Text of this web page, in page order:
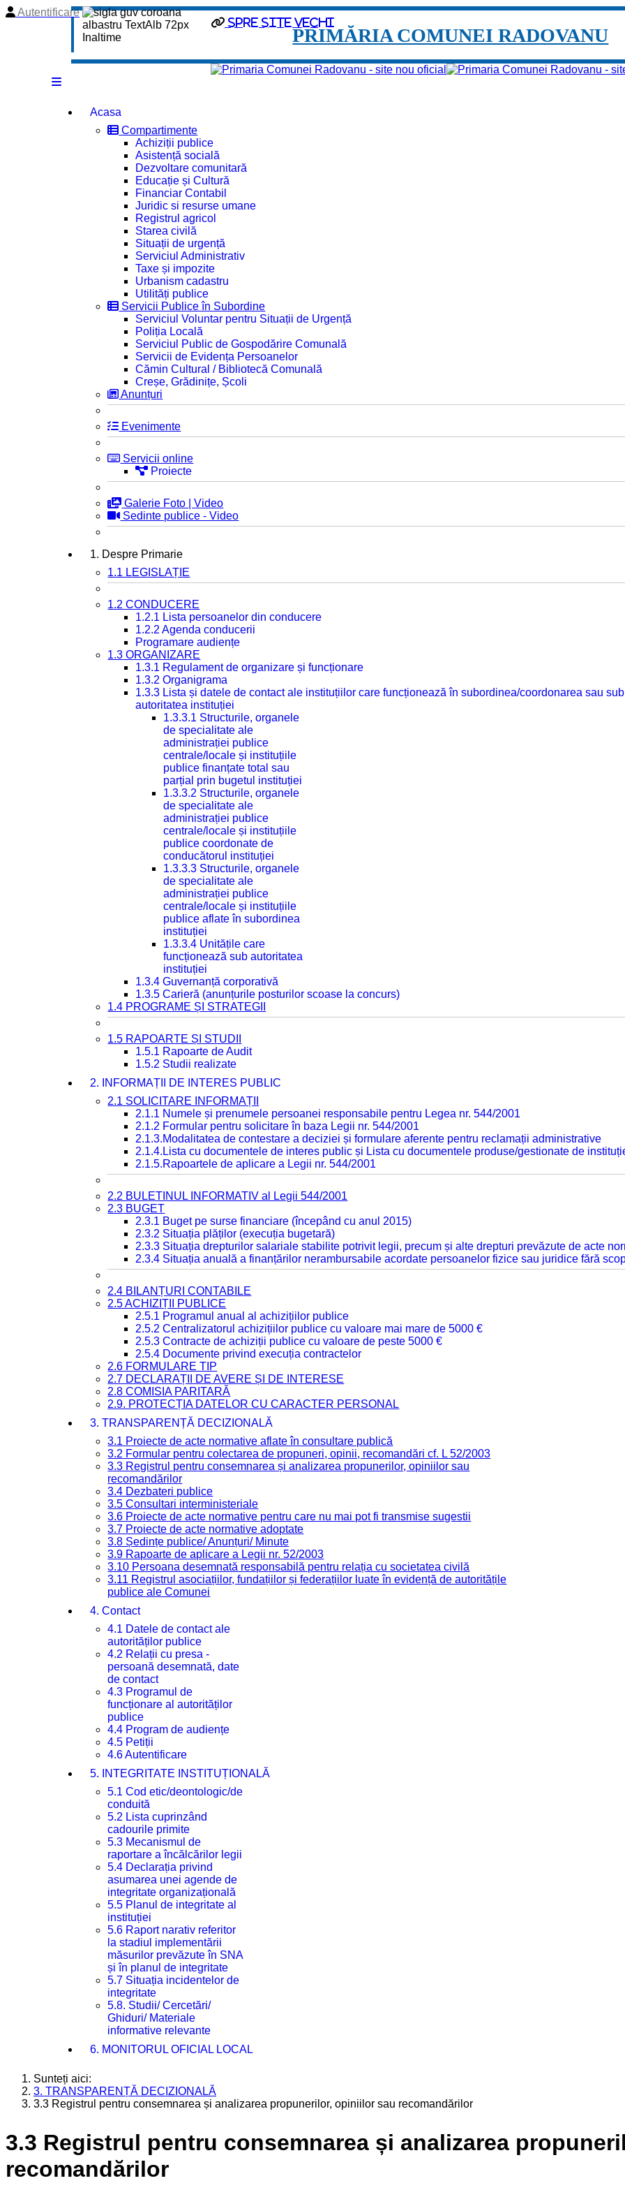
Spre site vechi
Autentificare
PRIMĂRIA COMUNEI RADOVANU
Acasa
Compartimente
Achiziții publice
Asistență socială
Dezvoltare comunitară
Educație și Cultură
Financiar Contabil
Juridic si resurse umane
Registrul agricol
Starea civilă
Situații de urgență
Serviciul Administrativ
Taxe și impozite
Urbanism cadastru
Utilități publice
Servicii Publice în Subordine
Serviciul Voluntar pentru Situații de Urgență
Poliția Locală
Serviciul Public de Gospodărire Comunală
Servicii de Evidența Persoanelor
Cămin Cultural / Bibliotecă Comunală
Creșe, Grădinițe, Școli
Anunțuri
Evenimente
Servicii online
Proiecte
Galerie Foto | Video
Sedinte publice - Video
1. Despre Primarie
1.1 LEGISLAȚIE
1.2 CONDUCERE
1.2.1 Lista persoanelor din conducere
1.2.2 Agenda conducerii
Programare audiențe
1.3 ORGANIZARE
1.3.1 Regulament de organizare și funcționare
1.3.2 Organigrama
1.3.3 Lista și datele de contact ale instituțiilor care funcționează în subordinea/coordonarea sau sub
autoritatea instituției
1.3.3.1 Structurile, organele
de specialitate ale
administrației publice
centrale/locale și instituțiile
publice finanțate total sau
parțial prin bugetul instituției
1.3.3.2 Structurile, organele
de specialitate ale
administrației publice
centrale/locale și instituțiile
publice coordonate de
conducătorul instituției
1.3.3.3 Structurile, organele
de specialitate ale
administrației publice
centrale/locale și instituțiile
publice aflate în subordinea
instituției
1.3.3.4 Unitățile care
funcționează sub autoritatea
instituției
1.3.4 Guvernanță corporativă
1.3.5 Carieră (anunțurile posturilor scoase la concurs)
1.4 PROGRAME ȘI STRATEGII
1.5 RAPOARTE ȘI STUDII
1.5.1 Rapoarte de Audit
1.5.2 Studii realizate
2. INFORMAȚII DE INTERES PUBLIC
2.1 SOLICITARE INFORMAȚII
2.1.1 Numele și prenumele persoanei responsabile pentru Legea nr. 544/2001
2.1.2 Formular pentru solicitare în baza Legii nr. 544/2001
2.1.3.Modalitatea de contestare a deciziei și formulare aferente pentru reclamații administrative
2.1.4.Lista cu documentele de interes public și Lista cu documentele produse/gestionate de
2.1.5.Rapoartele de aplicare a Legii nr. 544/2001
2.2 BULETINUL INFORMATIV al Legii 544/2001
2.3 BUGET
2.3.1 Buget pe surse financiare (începând cu anul 2015)
2.3.2 Situația plăților (execuția bugetară)
2.3.3 Situația drepturilor salariale stabilite potrivit legii, precum și alte drepturi prevăzute de acte
2.3.4 Situația anuală a finanțărilor nerambursabile acordate persoanelor fizice sau juridice fără
2.4 BILANȚURI CONTABILE
2.5 ACHIZIȚII PUBLICE
2.5.1 Programul anual al achizițiilor publice
2.5.2 Centralizatorul achizițiilor publice cu valoare mai mare de 5000 €
2.5.3 Contracte de achiziții publice cu valoare de peste 5000 €
2.5.4 Documente privind execuția contractelor
2.6 FORMULARE TIP
2.7 DECLARAȚII DE AVERE ȘI DE INTERESE
2.8 COMISIA PARITARĂ
2.9. PROTECȚIA DATELOR CU CARACTER PERSONAL
3. TRANSPARENȚĂ DECIZIONALĂ
3.1 Proiecte de acte normative aflate în consultare publică
3.2 Formular pentru colectarea de propuneri, opinii, recomandări cf. L 52/2003
3.3 Registrul pentru consemnarea și analizarea propunerilor, opiniilor sau
recomandărilor
3.4 Dezbateri publice
3.5 Consultari interministeriale
3.6 Proiecte de acte normative pentru care nu mai pot fi transmise sugestii
3.7 Proiecte de acte normative adoptate
3.8 Ședințe publice/ Anunțuri/ Minute
3.9 Rapoarte de aplicare a Legii nr. 52/2003
3.10 Persoana desemnată responsabilă pentru relația cu societatea civilă
3.11 Registrul asociațiilor, fundațiilor și federațiilor luate în evidență de autoritățile
publice ale Comunei
4. Contact
4.1 Datele de contact ale
autorităților publice
4.2 Relații cu presa -
persoană desemnată, date
de contact
4.3 Programul de
funcționare al autorităților
publice
4.4 Program de audiențe
4.5 Petiții
4.6 Autentificare
5. INTEGRITATE INSTITUȚIONALĂ
5.1 Cod etic/deontologic/de
conduită
5.2 Lista cuprinzând
cadourile primite
5.3 Mecanismul de
raportare a încălcărilor legii
5.4 Declarația privind
asumarea unei agende de
integritate organizațională
5.5 Planul de integritate al
instituției
5.6 Raport narativ referitor
la stadiul implementării
măsurilor prevăzute în SNA
și în planul de integritate
5.7 Situația incidentelor de
integritate
5.8. Studii/ Cercetări/
Ghiduri/ Materiale
informative relevante
6. MONITORUL OFICIAL LOCAL
Sunteți aici:
3. TRANSPARENȚĂ DECIZIONALĂ
3.3 Registrul pentru consemnarea și analizarea propunerilor, opiniilor sau recomandărilor
3.3 Registrul pentru consemnarea și analizarea
recomandărilor